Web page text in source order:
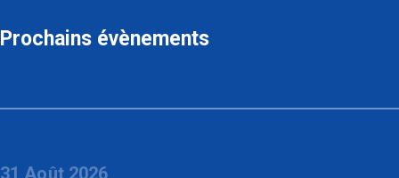
Prochains évènements
31 Août 2026